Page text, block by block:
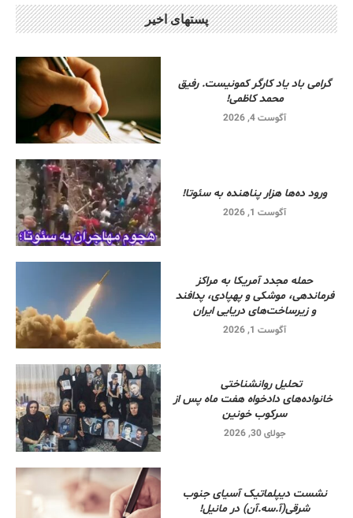
پستهای اخیر
گرامی باد یاد کارگر کمونیست. رفیق
محمد کاظمی!
آگوست 4, 2026
ورود ده‌ها هزار پناهنده به سئوتا!
آگوست 1, 2026
حمله مجدد آمریکا به مراکز
فرماندهی، موشکی و پهپادی، پدافند
و زیرساخت‌های دریایی ایران
آگوست 1, 2026
تحلیل روانشناختی
خانواده‌های دادخواه هفت ماه پس از
سرکوب خونین
جولای 30, 2026
نشست دیپلماتیک آسیای جنوب
شرقی‌(آ.سه.آن) در مانیل!